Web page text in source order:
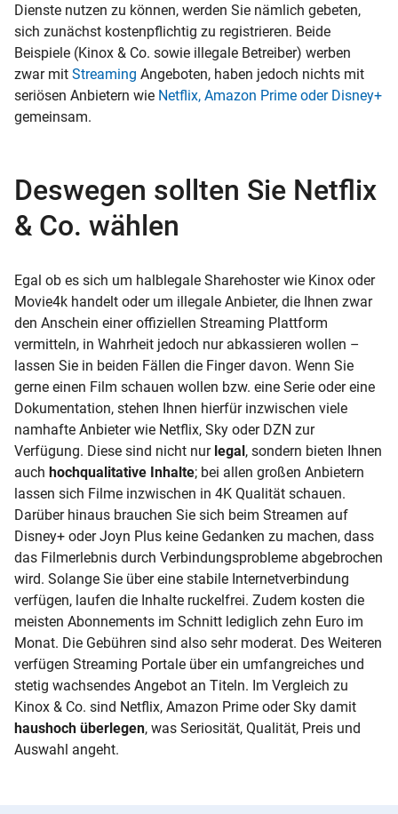
Dienste nutzen zu können, werden Sie nämlich gebeten,
sich zunächst kostenpflichtig zu registrieren. Beide
Beispiele (Kinox & Co. sowie illegale Betreiber) werben
zwar mit Streaming Angeboten, haben jedoch nichts mit
seriösen Anbietern wie Netflix, Amazon Prime oder Disney+
gemeinsam.
Deswegen sollten Sie Netflix
& Co. wählen
Egal ob es sich um halblegale Sharehoster wie Kinox oder
Movie4k handelt oder um illegale Anbieter, die Ihnen zwar
den Anschein einer offiziellen Streaming Plattform
vermitteln, in Wahrheit jedoch nur abkassieren wollen –
lassen Sie in beiden Fällen die Finger davon. Wenn Sie
gerne einen Film schauen wollen bzw. eine Serie oder eine
Dokumentation, stehen Ihnen hierfür inzwischen viele
namhafte Anbieter wie Netflix, Sky oder DZN zur
Verfügung. Diese sind nicht nur legal, sondern bieten Ihnen
auch hochqualitative Inhalte; bei allen großen Anbietern
lassen sich Filme inzwischen in 4K Qualität schauen.
Darüber hinaus brauchen Sie sich beim Streamen auf
Disney+ oder Joyn Plus keine Gedanken zu machen, dass
das Filmerlebnis durch Verbindungsprobleme abgebrochen
wird. Solange Sie über eine stabile Internetverbindung
verfügen, laufen die Inhalte ruckelfrei. Zudem kosten die
meisten Abonnements im Schnitt lediglich zehn Euro im
Monat. Die Gebühren sind also sehr moderat. Des Weiteren
verfügen Streaming Portale über ein umfangreiches und
stetig wachsendes Angebot an Titeln. Im Vergleich zu
Kinox & Co. sind Netflix, Amazon Prime oder Sky damit
haushoch überlegen, was Seriosität, Qualität, Preis und
Auswahl angeht.